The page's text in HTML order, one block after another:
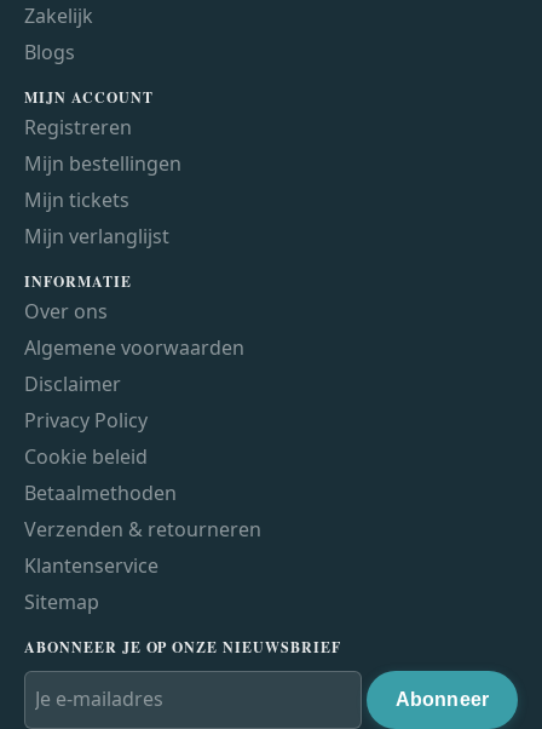
Zakelijk
Blogs
MIJN ACCOUNT
Registreren
Mijn bestellingen
Mijn tickets
Mijn verlanglijst
INFORMATIE
Over ons
Algemene voorwaarden
Disclaimer
Privacy Policy
Cookie beleid
Betaalmethoden
Verzenden & retourneren
Klantenservice
Sitemap
ABONNEER JE OP ONZE NIEUWSBRIEF
Abonneer